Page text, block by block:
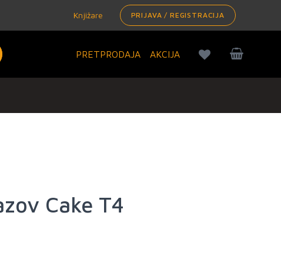
Knjižare PRIJAVA / REGISTRACIJA
PRETPRODAJA AKCIJA
Cake T4